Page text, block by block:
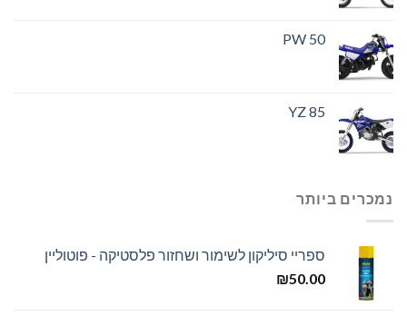
PW 50
YZ 85
נמכרים ביותר
ספריי סיליקון לשימור ושחזור פלסטיקה - פוטוליין
₪50.00